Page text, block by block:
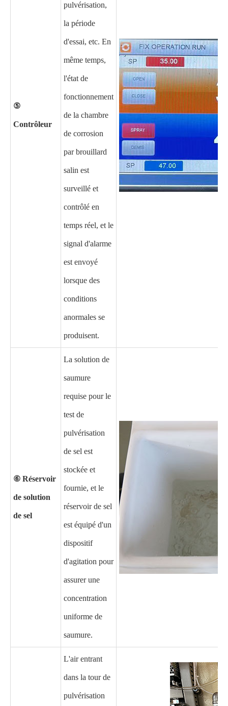
⑤
Contrôleur
pulvérisation,
la période
d'essai, etc. En
même temps,
l'état de
fonctionnement
de la chambre
de corrosion
par brouillard
salin est
surveillé et
contrôlé en
temps réel, et le
signal d'alarme
est envoyé
lorsque des
conditions
anormales se
produisent.
⑥ Réservoir
de solution
de sel
La solution de
saumure
requise pour le
test de
pulvérisation
de sel est
stockée et
fournie, et le
réservoir de sel
est équipé d'un
dispositif
d'agitation pour
assurer une
concentration
uniforme de
saumure.
L'air entrant
dans la tour de
pulvérisation